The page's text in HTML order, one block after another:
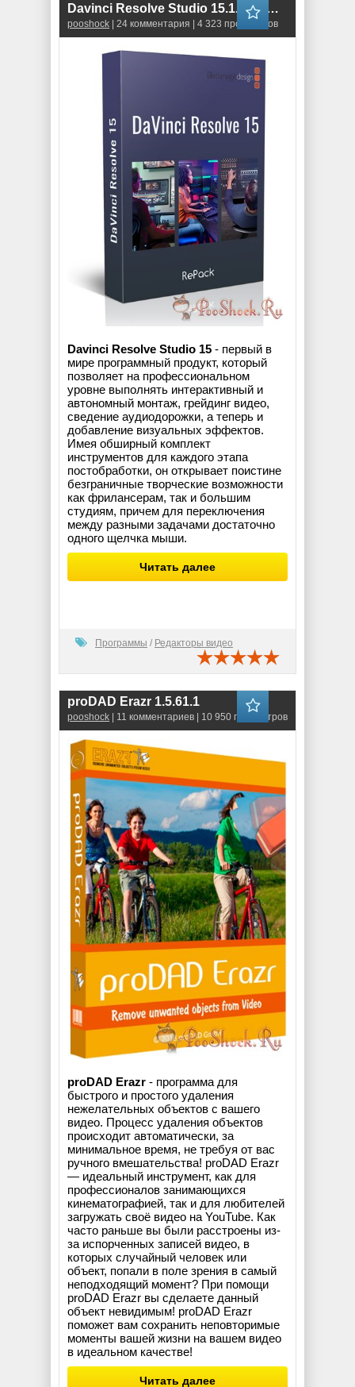
Davinci Resolve Studio 15.1.0.24 RePack
pooshock | 24 комментария | 4 323 просмотров
Davinci Resolve Studio 15 - первый в
мире программный продукт, который
позволяет на профессиональном
уровне выполнять интерактивный и
автономный монтаж, грейдинг видео,
сведение аудиодорожки, а теперь и
добавление визуальных эффектов.
Имея обширный комплект
инструментов для каждого этапа
постобработки, он открывает поистине
безграничные творческие возможности
как фрилансерам, так и большим
студиям, причем для переключения
между разными задачами достаточно
одного щелчка мыши.
Читать далее
Программы / Редакторы видео
proDAD Erazr 1.5.61.1
pooshock | 11 комментариев | 10 950 просмотров
proDAD Erazr - программа для
быстрого и простого удаления
нежелательных объектов с вашего
видео. Процесс удаления объектов
происходит автоматически, за
минимальное время, не требуя от вас
ручного вмешательства! proDAD Erazr
— идеальный инструмент, как для
профессионалов занимающихся
кинематографией, так и для любителей
загружать своё видео на YouTube. Как
часто раньше вы были расстроены из-
за испорченных записей видео, в
которых случайный человек или
объект, попали в поле зрения в самый
неподходящий момент? При помощи
proDAD Erazr вы сделаете данный
объект невидимым! proDAD Erazr
поможет вам сохранить неповторимые
моменты вашей жизни на вашем видео
в идеальном качестве!
Читать далее